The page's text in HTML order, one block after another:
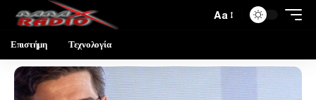
Aa
Επιστήμη Τεχνολογία